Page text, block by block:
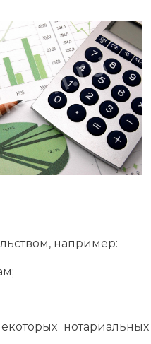
например:
нотариальных